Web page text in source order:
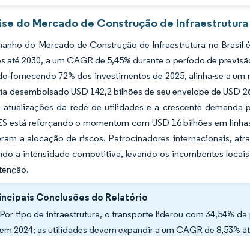
do Mercado de Construção de
do Mercado de Construção de Infraestrutura no Brasil
até 2030, a um CAGR de 5,45% durante o período de
fornecendo 72% dos investimentos de 2025, alinha-se a
desembolsado USD 142,2 bilhões de seu envelope de USD
atualizações da rede de utilidades e a crescente
está reforçando o momentum com USD 16 bilhões em
a alocação de riscos. Patrocinadores internacionais,
a intensidade competitiva, levando os incumbentes
Conclusões do Relatório
Por tipo de infraestrutura, o transporte liderou com 34,54%
em 2024; as utilidades devem expandir a um CAGR de 8,53%